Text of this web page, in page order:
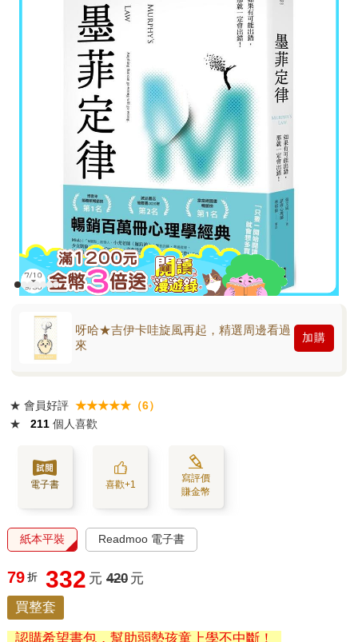
呀哈★吉伊卡哇旋風再起，精選周邊看過
來
加購
★ 會員好評 ★★★★★（6）
★
211 個人喜歡
電子書 喜歡+1
寫評價
賺金幣
紙本平裝 Readmoo 電子書
79 折 332 元 420 元
買整套
認購希望書包，幫助弱勢孩童上學不中斷！